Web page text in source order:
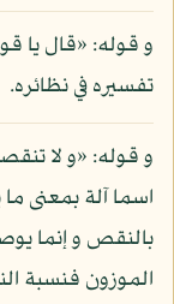
و قوله: «قال يا
تفسيره في نظائره.
و قوله: «و لا
اسما آلة بمعنى
بالنقص و إنما
الموزون فنسبة